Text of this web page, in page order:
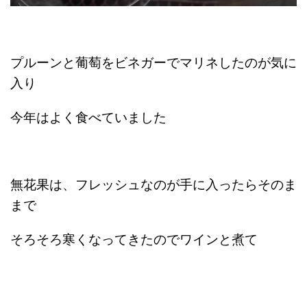
プルーンと葡萄をビネガーでマリネしたのが気に
入り
今年はよく食べていました
無花果は、フレッシュなのが手に入ったらそのま
まで
そろそろ寒くなってきたのでワインと煮て